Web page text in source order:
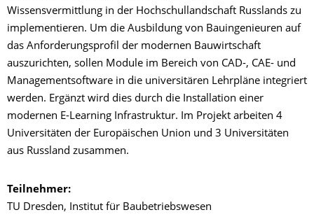
Wissensvermittlung in der Hochschullandschaft Russlands zu
implementieren. Um die Ausbildung von Bauingenieuren auf
das Anforderungsprofil der modernen Bauwirtschaft
auszurichten, sollen Module im Bereich von CAD-, CAE- und
Managementsoftware in die universitären Lehrpläne integriert
werden. Ergänzt wird dies durch die Installation einer
modernen E-Learning Infrastruktur. Im Projekt arbeiten 4
Universitäten der Europäischen Union und 3 Universitäten
aus Russland zusammen.
Teilnehmer:
TU Dresden, Institut für Baubetriebswesen